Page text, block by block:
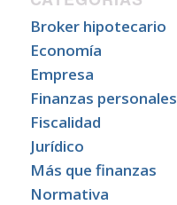
Broker hipotecario
Economía
Empresa
Finanzas personales
Fiscalidad
Jurídico
Más que finanzas
Normativa